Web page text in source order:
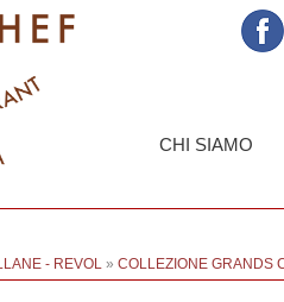
CHI SIAMO
- REVOL » COLLEZIONE GRANDS